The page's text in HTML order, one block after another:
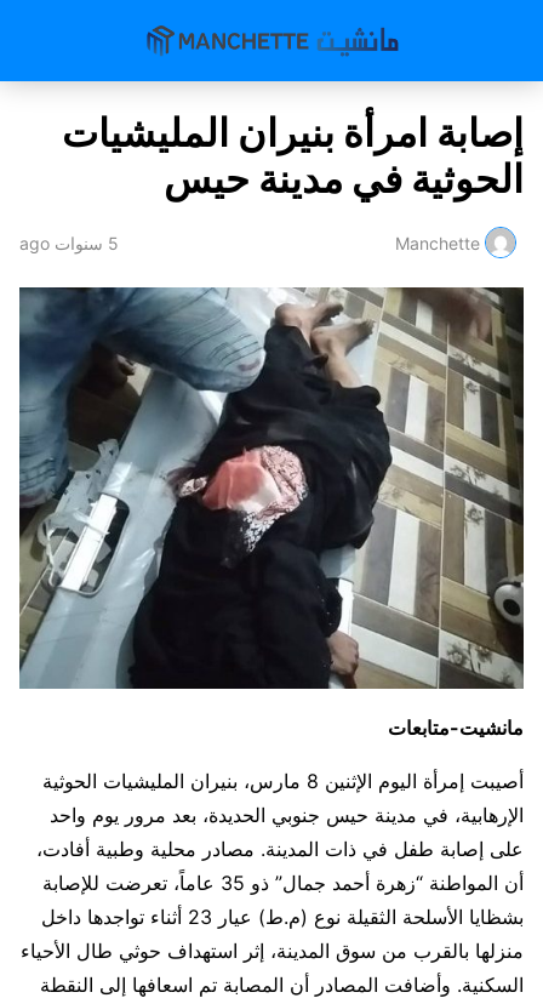
إصابة امرأة بنيران المليشيات
الحوثية في مدينة حيس
Manchette 5 سنوات ago
مانشيت-متابعات
أصيبت إمرأة اليوم الإثنين 8 مارس، بنيران المليشيات الحوثية
الإرهابية، في مدينة حيس جنوبي الحديدة، بعد مرور يوم واحد
على إصابة طفل في ذات المدينة. مصادر محلية وطبية أفادت،
أن المواطنة “زهرة أحمد جمال” ذو 35 عاماً، تعرضت للإصابة
بشظايا الأسلحة الثقيلة نوع (م.ط) عيار 23 أثناء تواجدها داخل
منزلها بالقرب من سوق المدينة، إثر استهداف حوثي طال الأحياء
السكنية. وأضافت المصادر أن المصابة تم اسعافها إلى النقطة